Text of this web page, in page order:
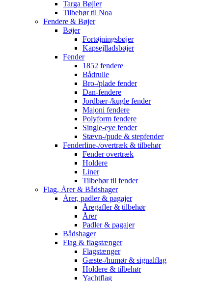
Targa Bøjler
Tilbehør til Noa
Fendere & Bøjer
Bøjer
Fortøjningsbøjer
Kapsejlladsbøjer
Fender
1852 fendere
Bådrulle
Bro-/plade fender
Dan-fendere
Jordbær-/kugle fender
Majoni fendere
Polyform fendere
Single-eye fender
Stævn-/pude & stepfender
Fenderline-/overtræk & tilbehør
Fender overtræk
Holdere
Liner
Tilbehør til fender
Flag, Årer & Bådshager
Årer, padler & pagajer
Åregafler & tilbehør
Årer
Padler & pagajer
Bådshager
Flag & flagstænger
Flagstænger
Gæste-/humør & signalflag
Holdere & tilbehør
Yachtflag